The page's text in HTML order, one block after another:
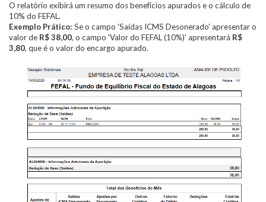
O relatório exibirá um resumo dos benefícios apurados e o cálculo de
10% do FEFAL.
Exemplo Prático: Se o campo 'Saídas ICMS Desonerado' apresentar o
valor de R$ 38,00, o campo 'Valor do FEFAL (10%)' apresentará R$
3,80, que é o valor do encargo apurado.